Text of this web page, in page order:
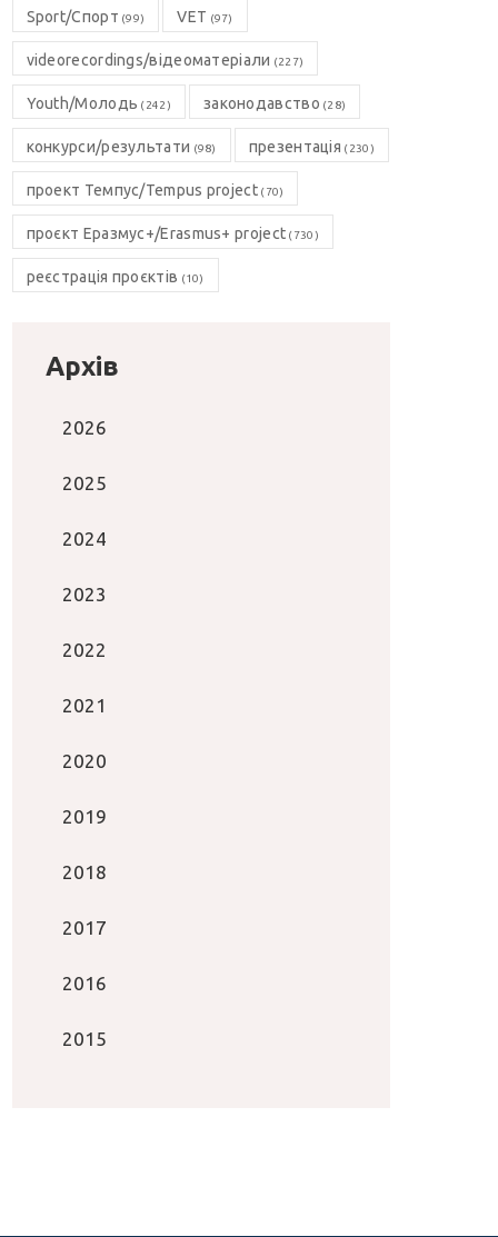
Sport/Спорт (99) VET (97)
videorecordings/відеоматеріали (227)
Youth/Молодь (242) законодавство (28)
конкурси/результати (98) презентація (230)
проект Темпус/Tempus project(70)
проєкт Еразмус+/Erasmus+ project (730)
реєстрація проєктів (10)
Архів
2026
2025
2024
2023
2022
2021
2020
2019
2018
2017
2016
2015